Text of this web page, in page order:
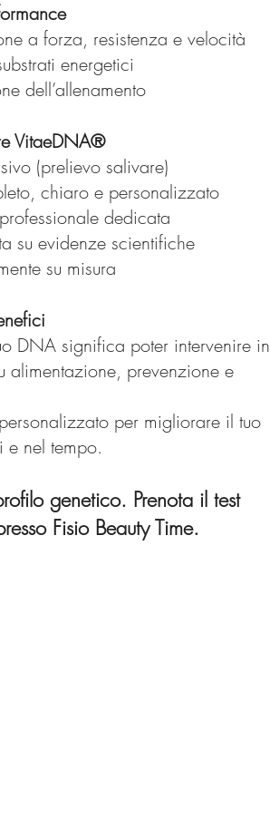
a forza, resistenza e velocità
energetici
dell’allenamento
VitaeDNA®
(prelievo salivare)
chiaro e personalizzato
dedicata
su evidenze scientifiche
su misura
DNA significa poter intervenire in
alimentazione, prevenzione e
per migliorare il tuo
e nel tempo.
genetico. Prenota il test
Fisio Beauty Time.